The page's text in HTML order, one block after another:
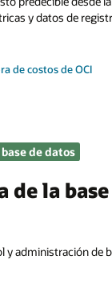
y datos de
de costos de OCI
de datos
de la
y administración de